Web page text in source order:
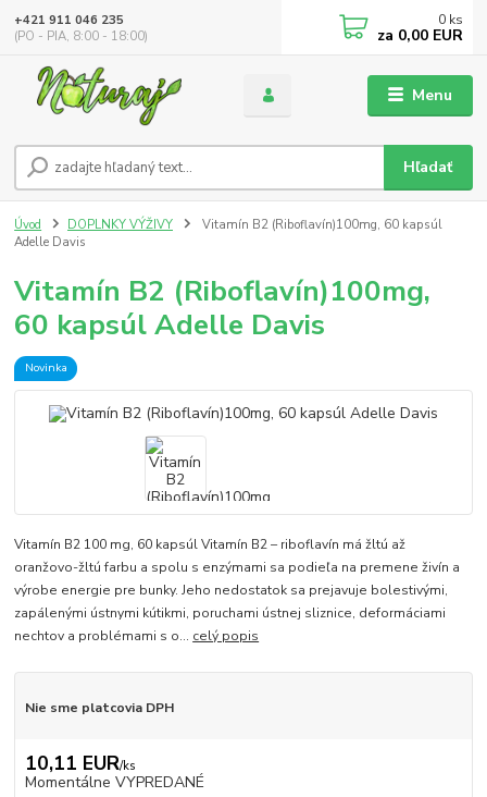
Menu
Hľadať
+421 911 046 235
(PO - PIA, 8:00 - 18:00)
0 ks
za 0,00 EUR
Úvod DOPLNKY VÝŽIVY
Vitamín B2 (Riboflavín)100mg, 60 kapsúl
Adelle Davis
Vitamín B2 (Riboflavín)100mg,
60 kapsúl Adelle Davis
Novinka
Vitamín B2 100 mg, 60 kapsúl Vitamín B2 – riboflavín má žltú až
oranžovo-žltú farbu a spolu s enzýmami sa podieľa na premene živín a
výrobe energie pre bunky. Jeho nedostatok sa prejavuje bolestivými,
zapálenými ústnymi kútikmi, poruchami ústnej sliznice, deformáciami
nechtov a problémami s o... celý popis
Nie sme platcovia DPH
10,11 EUR/ks
Momentálne VYPREDANÉ